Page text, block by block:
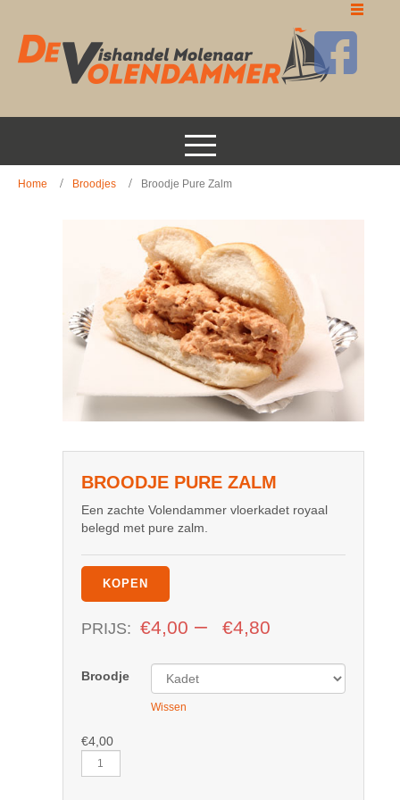
Home Broodjes Broodje Pure Zalm
BROODJE PURE ZALM
Een zachte Volendammer vloerkadet royaal
belegd met pure zalm.
KOPEN
PRIJS: €4,00 – €4,80
Broodje
Wissen
€4,00
Broodje
Pure